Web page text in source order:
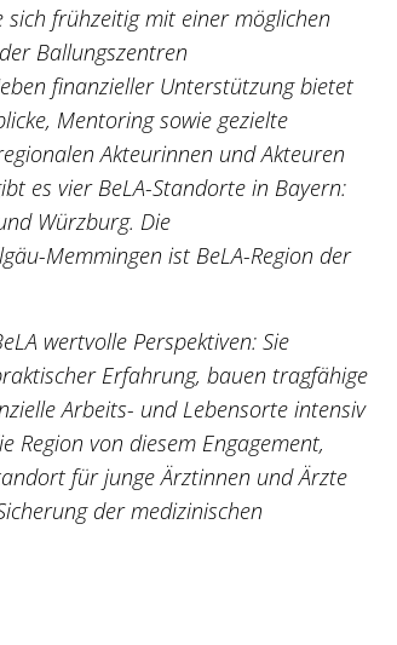
frühzeitig mit einer möglichen
Ballungszentren
finanzieller Unterstützung bietet
Mentoring sowie gezielte
Akteurinnen und Akteuren
es vier BeLA-Standorte in Bayern:
Würzburg. Die
Memmingen ist BeLA-Region der
wertvolle Perspektiven: Sie
Erfahrung, bauen tragfähige
Arbeits- und Lebensorte intensiv
Region von diesem Engagement,
für junge Ärztinnen und Ärzte
der medizinischen